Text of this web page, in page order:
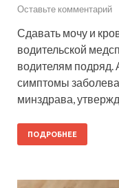
Оставьте комментарий
Сдавать мочу и
водительской
водителям подряд.
симптомы
минздрава,
ПОДРОБНЕЕ